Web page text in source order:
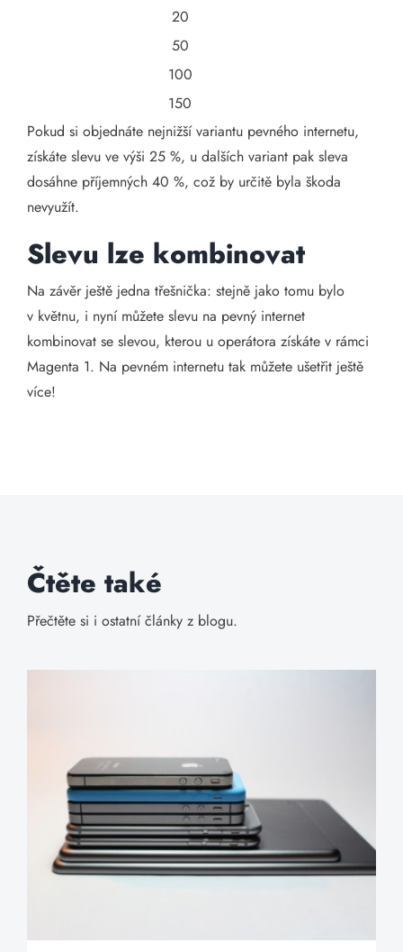
20
50
100
150
Pokud si objednáte nejnižší variantu pevného internetu,
získáte slevu ve výši 25 %, u dalších variant pak sleva
dosáhne příjemných 40 %, což by určitě byla škoda
nevyužít.
Slevu lze kombinovat
Na závěr ještě jedna třešnička: stejně jako tomu bylo
v květnu, i nyní můžete slevu na pevný internet
kombinovat se slevou, kterou u operátora získáte v rámci
Magenta 1. Na pevném internetu tak můžete ušetřit ještě
více!
Čtěte také
Přečtěte si i ostatní články z blogu.